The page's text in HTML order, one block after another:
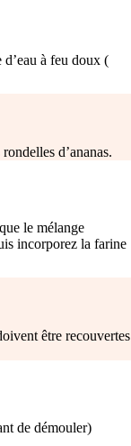
d’eau à feu doux (
d’ananas.
le mélange
incorporez la farine
être recouvertes
de démouler)